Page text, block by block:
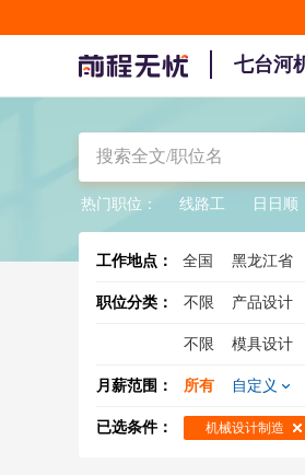
七台河
热门职位： 线路工 日日顺
工作地点： 全国 黑龙江省
职位分类： 不限 产品设计
不限 模具设计
压力容器设计
月薪范围： 所有 自定义
已选条件： 机械设计制造